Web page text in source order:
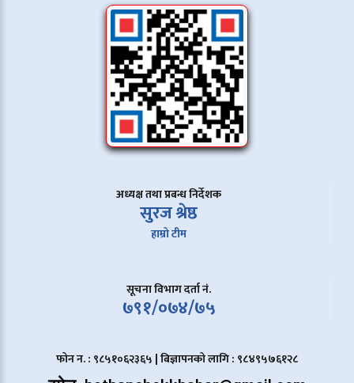
अध्यक्ष तथा प्रबन्ध निर्देशक
सुरज श्रेष्ठ
हाम्रो टीम
सूचना विभाग दर्ता नं.
७९१/०७४/७५
फोन न. : ९८५१०६२३६५ | बिज्ञापनको लागि : ९८४९५७६१२८